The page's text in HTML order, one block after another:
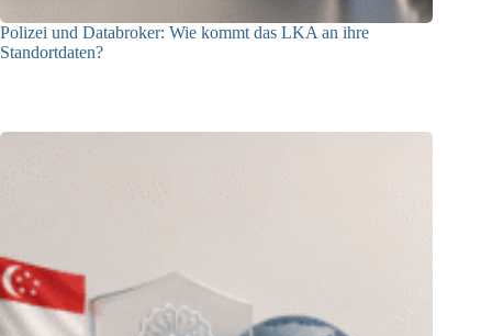
Polizei und Databroker: Wie kommt das LKA an ihre
Standortdaten?